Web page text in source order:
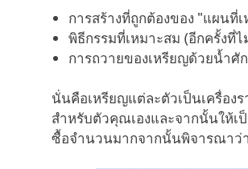
การสร้างที่ถูกต้องของ "แผน
พิธีกรรมที่เหมาะสม (อีกครั้งที่
การถวายของเหรียญด้วยน้ำศั
นั่นคือเหรียญแต่ละตัวเป็นเครื่อง
สำหรับตัวคุณเองและจากนั้นให้เ
ซื้อจำนวนมากจากนั้นพิจารณาว่